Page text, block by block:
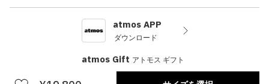
atmos APP
ダウンロード
atmos Gift アトモス ギフト